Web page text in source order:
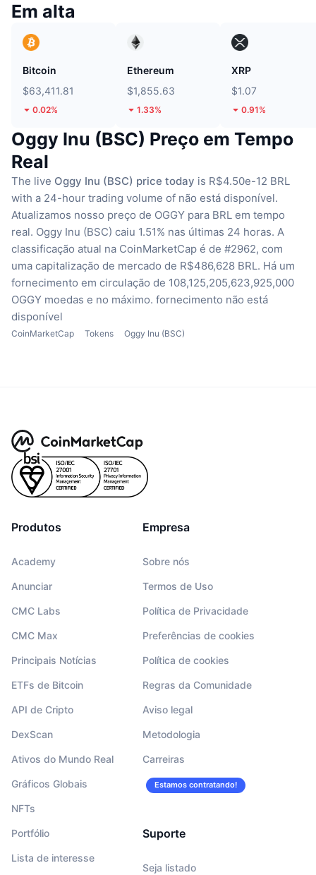
Em alta
Bitcoin
$63,411.81
0.02%
Ethereum
$1,855.63
1.33%
XRP
$1.07
0.91%
Oggy Inu (BSC) Preço em Tempo
Real
The live Oggy Inu (BSC) price today is R$4.50e-12 BRL
with a 24-hour trading volume of não está disponível.
Atualizamos nosso preço de OGGY para BRL em tempo
real. Oggy Inu (BSC) caiu 1.51% nas últimas 24 horas. A
classificação atual na CoinMarketCap é de #2962, com
uma capitalização de mercado de R$486,628 BRL. Há um
fornecimento em circulação de 108,125,205,623,925,000
OGGY moedas e no máximo. fornecimento não está
disponível
CoinMarketCap Tokens Oggy Inu (BSC)
Produtos
Academy
Anunciar
CMC Labs
CMC Max
Principais Notícias
ETFs de Bitcoin
API de Cripto
DexScan
Ativos do Mundo Real
Gráficos Globais
NFTs
Portfólio
Lista de interesse
Empresa
Sobre nós
Termos de Uso
Política de Privacidade
Preferências de cookies
Política de cookies
Regras da Comunidade
Aviso legal
Metodologia
Carreiras
Estamos contratando!
Suporte
Seja listado